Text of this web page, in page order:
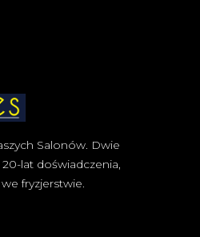
Salonów. Dwie
lat doświadczenia,
fryzjerstwie.